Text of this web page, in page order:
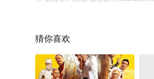
视，更多相关信息可移步至豆瓣电影
猜你喜欢